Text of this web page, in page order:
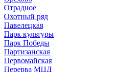
Отрадное
Охотный ряд
Павелецкая
Парк культуры
Парк Победы
Партизанская
Первомайская
Перерва МЦД